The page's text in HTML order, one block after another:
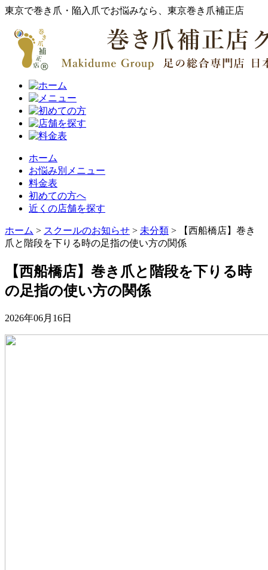
東京で巻き爪・陥入爪でお悩みなら、東京巻き爪補正店
ホーム
お悩み別メニュー
料金表
初めての方へ
近くの店舗を探す
ホーム > スクールのお知らせ > 未分類 >
【西船橋店】巻き
爪と階段を下りる時の足指の使い方の関係
【西船橋店】巻き爪と階段を下りる時
の足指の使い方の関係
2026年06月16日